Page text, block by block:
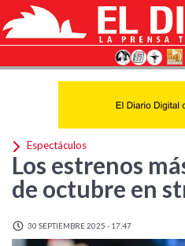
Espectáculos
Los estrenos
de octubre en
30 SEPTIEMBRE 2025 - 17:47